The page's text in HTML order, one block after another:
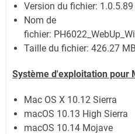
Version du fichier: 1.0.5.89
Nom de
fichier:
Taille du fichier: 426.27 MB
Système d'exploitation pour
Mac OS X 10.12 Sierra
macOS 10.13 High Sierra
macOS 10.14 Mojave